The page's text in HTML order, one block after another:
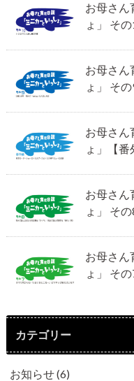
お母さん
ょ」 そ
お母さん
ょ」 そ
お母さん
ょ」【番
お母さん
ょ」 その
お母さん
ょ」 そ
カテゴリー
お知らせ(6)